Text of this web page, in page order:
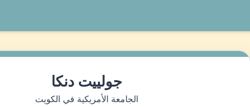
جولييت دنكا
الجامعة الأمريكية في الكويت